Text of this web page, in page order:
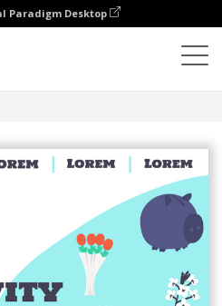
Paradigm Desktop